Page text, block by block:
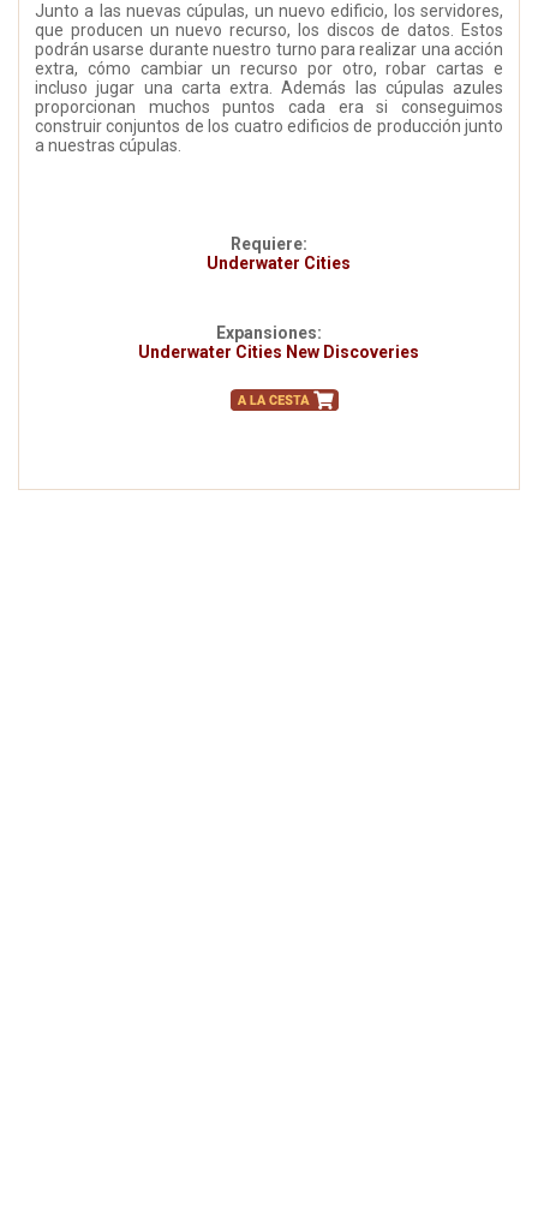
Junto a las nuevas cúpulas, un nuevo edificio, los servidores,
que producen un nuevo recurso, los discos de datos. Estos
podrán usarse durante nuestro turno para realizar una acción
extra, cómo cambiar un recurso por otro, robar cartas e
incluso jugar una carta extra. Además las cúpulas azules
proporcionan muchos puntos cada era si conseguimos
construir conjuntos de los cuatro edificios de producción junto
a nuestras cúpulas.
Requiere:
Underwater Cities
Expansiones:
Underwater Cities New Discoveries